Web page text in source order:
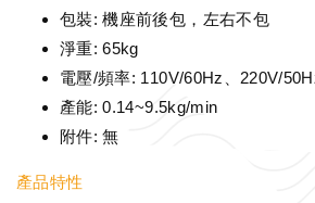
包裝: 機座前後包，左右不包
淨重: 65kg
電壓/頻率: 110V/60Hz、220V/
產能: 0.14~9.5kg/min
附件: 無
產品特性